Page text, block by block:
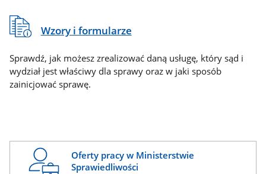
Wzory i formularze
Sprawdź, jak możesz zrealizować daną usługę, który sąd i
wydział jest właściwy dla sprawy oraz w jaki sposób
zainicjować sprawę.
Oferty pracy w Ministerstwie
Sprawiedliwości